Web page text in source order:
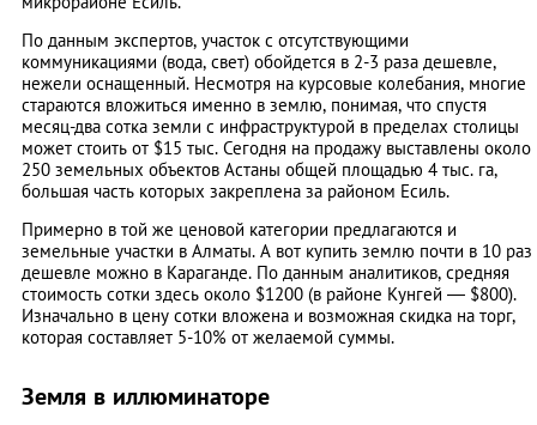
По данным экспертов, участок с отсутствующими
коммуникациями (вода, свет) обойдется в 2-3 раза дешевле,
нежели оснащенный. Несмотря на курсовые колебания, многие
стараются вложиться именно в землю, понимая, что спустя
месяц-два сотка земли с инфраструктурой в пределах столицы
может стоить от $15 тыс. Сегодня на продажу выставлены около
250 земельных объектов Астаны общей площадью 4 тыс. га,
большая часть которых закреплена за районом Есиль.
Примерно в той же ценовой категории предлагаются и
земельные участки в Алматы. А вот купить землю почти в 10 раз
дешевле можно в Караганде. По данным аналитиков, средняя
стоимость сотки здесь около $1200 (в районе Кунгей — $800).
Изначально в цену сотки вложена и возможная скидка на торг,
которая составляет 5-10% от желаемой суммы.
Земля в иллюминаторе